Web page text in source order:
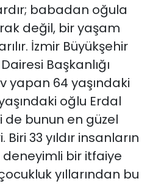
babadan oğula
değil, bir yaşam
İzmir Büyükşehir
Başkanlığı
yapan 64 yaşındaki
oğlu Erdal
de bunun en güzel
33 yıldır insanların
deneyimli bir itfaiye
yıllarından bu